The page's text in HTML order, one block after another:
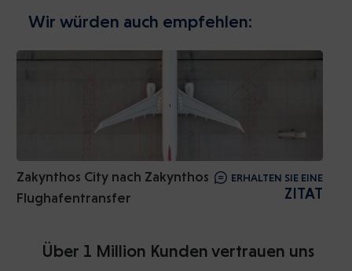
Wir würden auch empfehlen:
Zakynthos City nach Zakynthos
Flughafentransfer
ERHALTEN SIE EINE
ZITAT
Über 1 Million Kunden vertrauen uns